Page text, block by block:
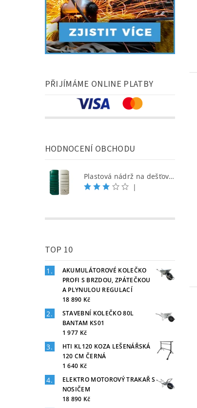
PŘIJÍMÁME ONLINE PLATBY
HODNOCENÍ OBCHODU
Plastová nádrž na dešťovou vodu SEINE 650 l, písková
|
TOP 10
AKUMULÁTOROVÉ KOLEČKO
PROFI S BRZDOU, ZPÁTEČKOU
A PLYNULOU REGULACÍ
18 890 Kč
STAVEBNÍ KOLEČKO 80L
BANTAM KS01
1 977 Kč
HTI KL120 KOZA LEŠENÁŘSKÁ
120 CM ČERNÁ
1 640 Kč
ELEKTRO MOTOROVÝ TRAKAŘ S
NOSIČEM
18 890 Kč